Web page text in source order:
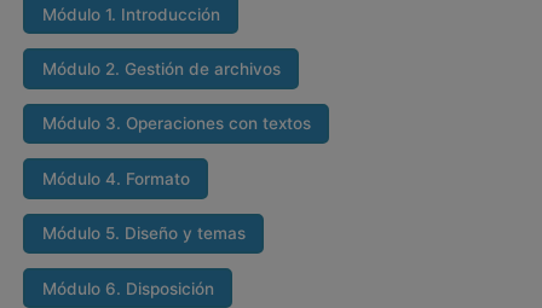
Módulo 1. Introducción
Módulo 2. Gestión de archivos
Módulo 3. Operaciones con textos
Módulo 4. Formato
Módulo 5. Diseño y temas
Módulo 6. Disposición